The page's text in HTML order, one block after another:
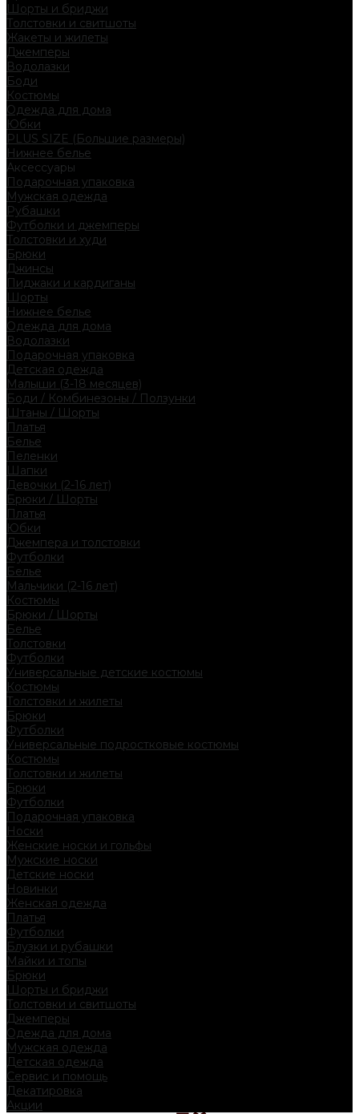
Шорты и бриджи
Толстовки и свитшоты
Жакеты и жилеты
Джемперы
Водолазки
Боди
Костюмы
Одежда для дома
Юбки
PLUS SIZE (Большие размеры)
Нижнее белье
Аксессуары
Подарочная упаковка
Мужская одежда
Рубашки
Футболки и джемперы
Толстовки и худи
Брюки
Джинсы
Пиджаки и кардиганы
Шорты
Нижнее белье
Одежда для дома
Водолазки
Подарочная упаковка
Детская одежда
Малыши (3-18 месяцев)
Боди / Комбинезоны / Ползунки
Штаны / Шорты
Платья
Белье
Пеленки
Шапки
Девочки (2-16 лет)
Брюки / Шорты
Платья
Юбки
Джемпера и толстовки
Футболки
Белье
Мальчики (2-16 лет)
Костюмы
Брюки / Шорты
Белье
Толстовки
Футболки
Универсальные детские костюмы
Костюмы
Толстовки и жилеты
Брюки
Футболки
Универсальные подростковые костюмы
Костюмы
Толстовки и жилеты
Брюки
Футболки
Подарочная упаковка
Носки
Женские носки и гольфы
Мужские носки
Детские носки
Новинки
Женская одежда
Платья
Футболки
Блузки и рубашки
Майки и топы
Брюки
Шорты и бриджи
Толстовки и свитшоты
Джемперы
Одежда для дома
Мужская одежда
Детская одежда
Сервис и помощь
Декатировка
Акции